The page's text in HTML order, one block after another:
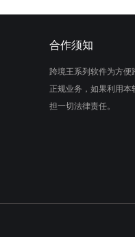
合作须知
跨境王系列软件为方便
正规业务，如果利用本
担一切法律责任。